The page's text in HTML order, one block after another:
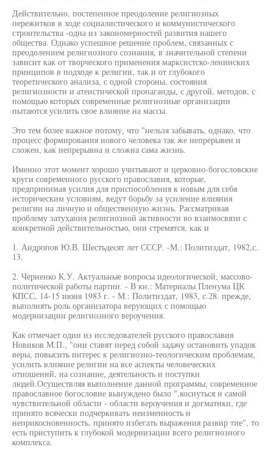
Действительно, постепенное преодоление религиозных
пережитков в ходе социалистического и коммунистического
строительства -одна из закономерностей развития нашего
общества. Однако успешное решение проблем, связанных с
преодолением религиозного сознания, в значительной степени
зависит как от творческого применения марксистско-ленинских
принципов в подходе к религии, так и от глубокого
теоретического анализа, с одной стороны, состояния
религиозности и атеистической пропаганды, с другой, методов, с
помощью которых современные религиозные организации
пытаются усилить свое влияние на массы.
Это тем более важное потому, что "нельзя забывать, однако, что
процесс формирования нового человека так же непрерывен и
сложен, как непрерывна и сложна сама жизнь.
Именно этот момент хорошо учитывают и церковно-богословские
круги современного русского православия, которые,
предпринимая усилия для приспособления к новым для себя
историческим условиям, ведут борьбу за усиление влияния
религии на личную и общественную жизнь. Рассматривая
проблему затухания религиозной активности во взаимосвязи с
конкретной действительностью, они стремятся, как и
1. Андропов Ю.В. Шестьдесят лет СССР. -М.: Политиздат, 1982,с.
13.
2. Черненко К.У. Актуальные вопросы идеологической, массово-
политической работы партии. - В кн.: Материалы Пленума ЦК
КПСС, 14-15 июня 1983 г. - М.: Политиздат, 1983, с.28. прежде,
выполнять роль организатора верующих с помощью
модернизации религиозного вероучения.
Как отмечает один из исследователей русского православия
Новиков М.П., "они ставят перед собой задачу остановить упадок
веры, повысить интерес к религиозно-теологическим проблемам,
усилить влияние религии на все аспекты человеческих
отношений, на сознание, деятельность и поступки
людей.Осуществляя выполнение данной программы, современное
православное богословие вынуждено было ".коснуться и самой
чувствительной области - области вероучения и догматики, где
принято всячески подчеркивать неизменность и
неприкосновенность, принято избегать выражения развир тие", то
есть приступить к глубокой модернизации всего религиозного
комплекса.